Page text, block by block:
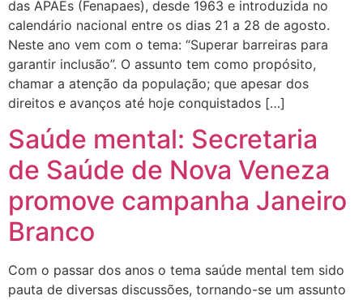
das APAEs (Fenapaes), desde 1963 e introduzida no
calendário nacional entre os dias 21 a 28 de agosto.
Neste ano vem com o tema: “Superar barreiras para
garantir inclusão”. O assunto tem como propósito,
chamar a atenção da população; que apesar dos
direitos e avanços até hoje conquistados […]
Saúde mental: Secretaria
de Saúde de Nova Veneza
promove campanha Janeiro
Branco
Com o passar dos anos o tema saúde mental tem sido
pauta de diversas discussões, tornando-se um assunto